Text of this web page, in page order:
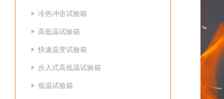
冷热冲击试验箱
高低温试验箱
快速温变试验箱
步入式高低温试验箱
低温试验箱